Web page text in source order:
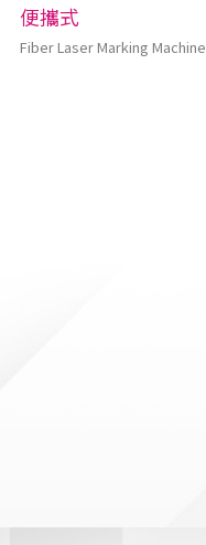
便攜式
Fiber Laser Marking Machine